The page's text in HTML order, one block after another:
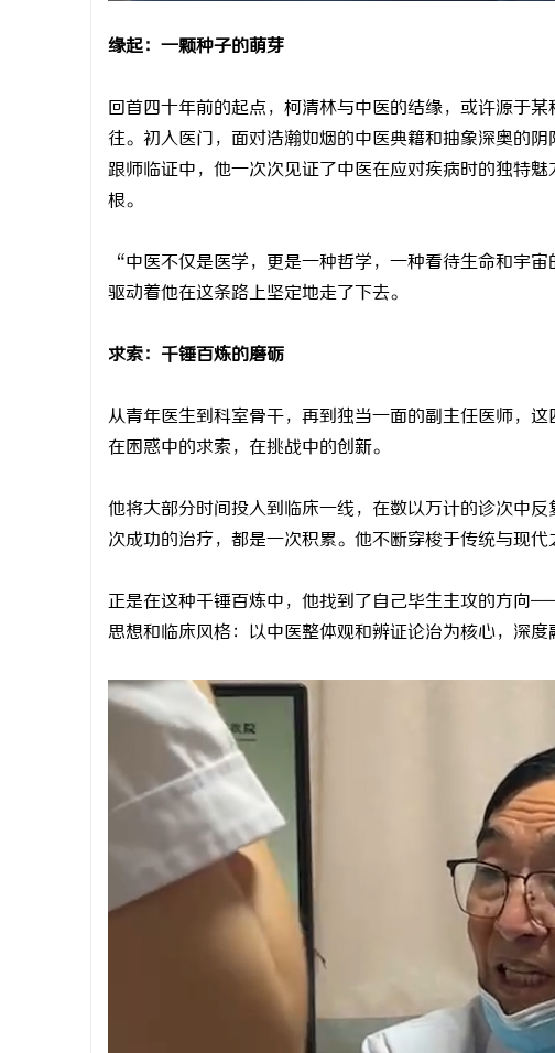
缘起：一颗种子的萌芽
回首四十年前的起点，柯清林与中医的结缘，或许源于
往。初入医门，面对浩瀚如烟的中医典籍和抽象深奥的
跟师临证中，他一次次见证了中医在应对疾病时的独特
根。
“中医不仅是医学，更是一种哲学，一种看待生命和宇
驱动着他在这条路上坚定地走了下去。
求索：千锤百炼的磨砺
从青年医生到科室骨干，再到独当一面的副主任医师，
在困惑中的求索，在挑战中的创新。
他将大部分时间投入到临床一线，在数以万计的诊次中
次成功的治疗，都是一次积累。他不断穿梭于传统与现
正是在这种千锤百炼中，他找到了自己毕生主攻的方向——
思想和临床风格：以中医整体观和辨证论治为核心，深